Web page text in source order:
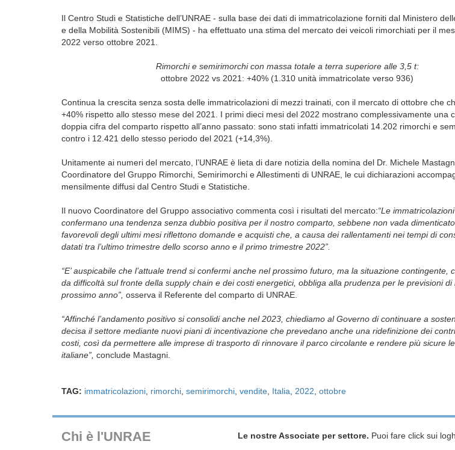
Il Centro Studi e Statistiche dell’UNRAE - sulla base dei dati di immatricolazione forniti dal Ministero
e della Mobilità Sostenibili (MIMS) - ha effettuato una stima del mercato dei veicoli rimorchiati per il
2022 verso ottobre 2021.
Rimorchi e semirimorchi con massa totale a terra superiore alle 3,5 t:
ottobre 2022 vs 2021: +40% (1.310 unità immatricolate verso 936)
Continua la crescita senza sosta delle immatricolazioni di mezzi trainati, con il mercato di ottobre che
+40% rispetto allo stesso mese del 2021. I primi dieci mesi del 2022 mostrano complessivamente una
doppia cifra del comparto rispetto all’anno passato: sono stati infatti immatricolati 14.202 rimorchi e
contro i 12.421 dello stesso periodo del 2021 (+14,3%).
Unitamente ai numeri del mercato, l’UNRAE è lieta di dare notizia della nomina del Dr. Michele
Coordinatore del Gruppo Rimorchi, Semirimorchi e Allestimenti di UNRAE, le cui dichiarazioni
mensilmente diffusi dal Centro Studi e Statistiche.
Il nuovo Coordinatore del Gruppo associativo commenta così i risultati del mercato:“Le
confermano una tendenza senza dubbio positiva per il nostro comparto, sebbene non vada
favorevoli degli ultimi mesi riflettono domande e acquisti che, a causa dei rallentamenti nei tempi di
datati tra l’ultimo trimestre dello scorso anno e il primo trimestre 2022”.
“E’ auspicabile che l’attuale trend si confermi anche nel prossimo futuro, ma la situazione contingente,
da difficoltà sul fronte della supply chain e dei costi energetici, obbliga alla prudenza per le previsioni di
prossimo anno”, osserva il Referente del comparto di UNRAE.
“Affinché l’andamento positivo si consolidi anche nel 2023, chiediamo al Governo di continuare a
decisa il settore mediante nuovi piani di incentivazione che prevedano anche una ridefinizione dei
costi, così da permettere alle imprese di trasporto di rinnovare il parco circolante e rendere più sicure
italiane”, conclude Mastagni.
TAG: immatricolazioni rimorchi semirimorchi vendite Italia 2022 ottobre
Chi è l'UNRAE Le nostre Associate per settore. Puoi fare click sui